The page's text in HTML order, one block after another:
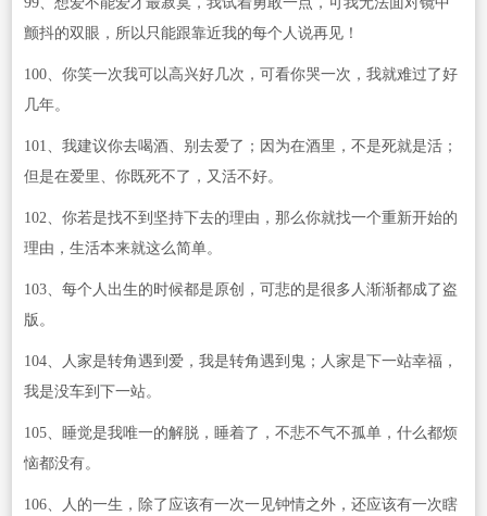
颤抖的双眼，所以只能跟靠近我的每个人说再见！
100、你笑一次我可以高兴好几次，可看你哭一次，我就难过了好
几年。
101、我建议你去喝酒、别去爱了；因为在酒里，不是死就是活；
但是在爱里、你既死不了，又活不好。
102、你若是找不到坚持下去的理由，那么你就找一个重新开始的
理由，生活本来就这么简单。
103、每个人出生的时候都是原创，可悲的是很多人渐渐都成了盗
版。
104、人家是转角遇到爱，我是转角遇到鬼；人家是下一站幸福，
我是没车到下一站。
105、睡觉是我唯一的解脱，睡着了，不悲不气不孤单，什么都烦
恼都没有。
106、人的一生，除了应该有一次一见钟情之外，还应该有一次瞎